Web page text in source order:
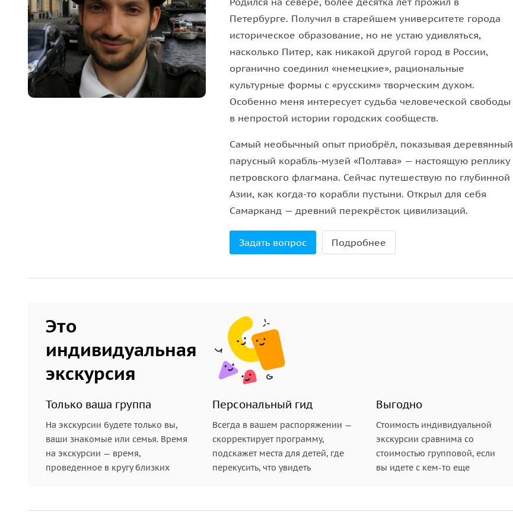
Интергельпо, первый клуб города Фрунзе, который джентрифицируется благодаря грантам, парк
имени Ю. Фучика и конечно, знаменитый среди туристов своей аутентичностью Ошский базар,
стремительно уходящий в прошлое!
Маршрут адаптируется под ваш запрос. Сперва осмотрим современный центр Бишкека, далее
историческую окраину Фрунзе — либо наоборот. С учетом погоды и по вашему желанию, можно
ограничиться только единой локацией в центре города, без периферии.
Петербурге. Получил в старейшем университете города
историческое образование, но не устаю удивляться,
насколько Питер, как никакой другой город в России,
органично соединил «немецкие», рациональные
культурные формы с «русским» творческим духом.
Особенно меня интересует судьба человеческой свободы
в непростой истории городских сообществ.
Самый необычный опыт приобрёл, показывая деревянный
парусный корабль-музей «Полтава» — настоящую реплику
петровского флагмана. Сейчас путешествую по глубинной
Азии, как когда-то корабли пустыни. Открыл для себя
Самарканд — древний перекрёсток цивилизаций.
Задать вопрос Подробнее
Это
индивидуальная
экскурсия
Только ваша группа
На экскурсии будете только вы,
ваши знакомые или семья. Время
на экскурсии — время,
проведенное в кругу близких
Персональный гид
Всегда в вашем распоряжении —
скорректирует программу,
подскажет места для детей, где
перекусить, что увидеть
Выгодно
Стоимость индивидуальной
экскурсии сравнима со
стоимостью групповой, если
вы идете с кем-то еще